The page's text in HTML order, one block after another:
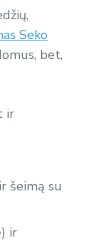
Seko
bet,
ir
šeimą su
ir